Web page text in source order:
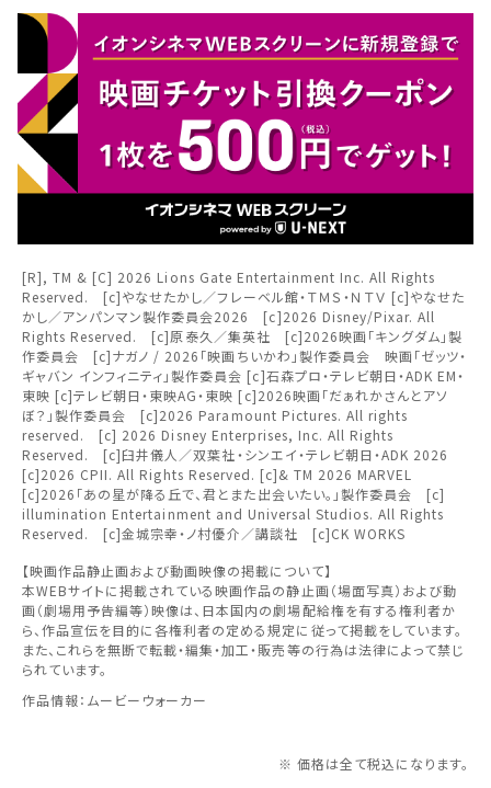
閉じる
チケット購入
チケットの購入は下記リンクより、ご覧になりたい作品を選
択しご購入ください。
上映スケジュールを確認する
その他の劇場を選ぶ
無料のワタシアターライト会員もあります。
予約を確認・変更する
チケットの予約状況の確認及び予約を変更したい場合は、
下記リンクよりご確認ください。
予約を確認する
予約を変更する
お近くの劇場から選ぶ
福岡
筑紫野
都道府県から選ぶ
北海道
東北
関東
北越
中部
近畿
中国・四国
[R], TM & [C] 2026 Lions Gate Entertainment Inc. All Rights
Reserved. [c]やなせたかし／フレーベル館・ＴＭＳ・ＮＴＶ [c]やなせた
かし／アンパンマン製作委員会2026 [c]2026 Disney/Pixar. All
Rights Reserved. [c]原泰久／集英社 [c]2026映画「キングダム」製
作委員会 [c]ナガノ / 2026「映画ちいかわ」製作委員会 映画「ゼッツ・
ギャバン インフィニティ」製作委員会 [c]石森プロ・テレビ朝日・ADK EM・
東映 [c]テレビ朝日・東映AG・東映 [c]2026映画「だぁれかさんとアソ
ぼ？」製作委員会 [c]2026 Paramount Pictures. All rights
reserved. [c] 2026 Disney Enterprises, Inc. All Rights
Reserved. [c]臼井儀人／双葉社・シンエイ・テレビ朝日・ADK 2026
[c]2026 CPII. All Rights Reserved. [c]& TM 2026 MARVEL
[c]2026「あの星が降る丘で、君とまた出会いたい。」製作委員会 [c]
illumination Entertainment and Universal Studios. All Rights
Reserved. [c]金城宗幸・ノ村優介／講談社 [c]CK WORKS
【映画作品静止画および動画映像の掲載について】
本WEBサイトに掲載されている映画作品の静止画（場面写真）および動
画（劇場用予告編等）映像は、日本国内の劇場配給権を有する権利者か
ら、作品宣伝を目的に各権利者の定める規定に従って掲載をしています。
また、これらを無断で転載・編集・加工・販売等の行為は法律によって禁じ
られています。
作品情報：ムービーウォーカー
※ 価格は全て税込になります。
閉じる
劇場を変更しますか？
劇場を変更すると、STEP2以降で選択いただいた情報は解除
されます。
変更しないで続ける 変更する
閉じる
閉じる
上映日を変更しますか？
上映日を変更すると、STEP3以降で選択いただいた情報は解
除されます。
変更しないで続ける 変更する
閉じる
閉じる
みたい機能のご利用には
ワタシアター会員へのご登録が必要です。
ワタシアター会員へのログイン・ご登録はこちら
閉じる